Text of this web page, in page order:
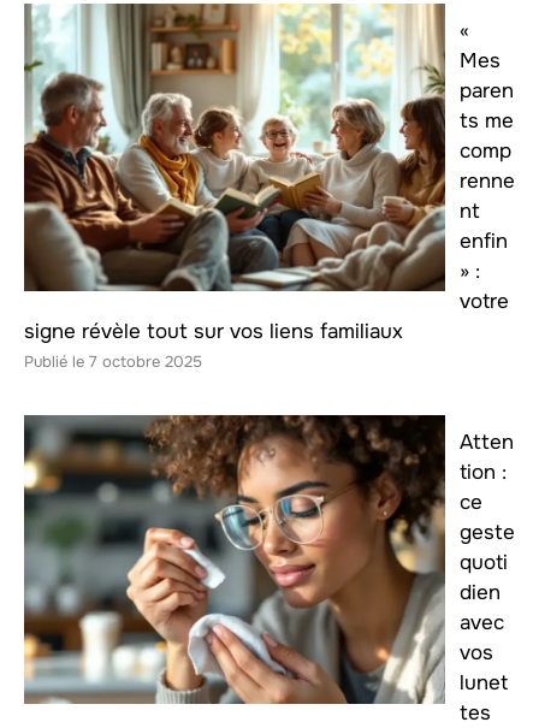
«
Mes
paren
ts me
comp
renne
nt
enfin
» :
votre
signe révèle tout sur vos liens familiaux
7 octobre 2025
Atten
tion :
ce
geste
quoti
dien
avec
vos
lunet
tes